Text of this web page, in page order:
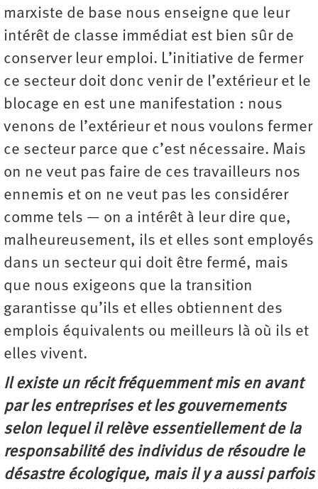
marxiste de base nous enseigne que leur
intérêt de classe immédiat est bien sûr de
conserver leur emploi. L’initiative de fermer
ce secteur doit donc venir de l’extérieur et le
blocage en est une manifestation : nous
venons de l’extérieur et nous voulons fermer
ce secteur parce que c’est nécessaire. Mais
on ne veut pas faire de ces travailleurs nos
ennemis et on ne veut pas les considérer
comme tels — on a intérêt à leur dire que,
malheureusement, ils et elles sont employés
dans un secteur qui doit être fermé, mais
que nous exigeons que la transition
garantisse qu’ils et elles obtiennent des
emplois équivalents ou meilleurs là où ils et
elles vivent.
Il existe un récit fréquemment mis en avant
par les entreprises et les gouvernements
selon lequel il relève essentiellement de la
responsabilité des individus de résoudre le
désastre écologique, mais il y a aussi parfois